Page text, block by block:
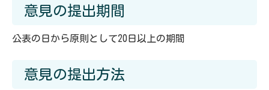
意見の提出期間
公表の日から原則として20日以上の期間
意見の提出方法